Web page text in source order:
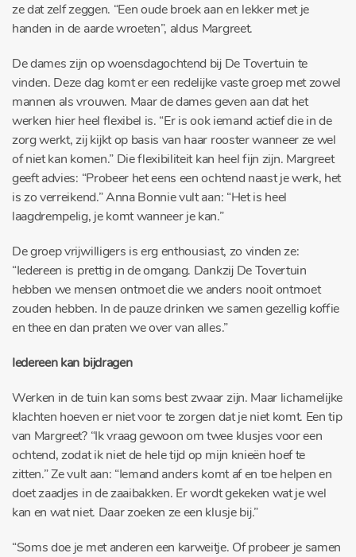
ze dat zelf zeggen. “Een oude broek aan en lekker met je
handen in de aarde wroeten”, aldus Margreet.
De dames zijn op woensdagochtend bij De Tovertuin te
vinden. Deze dag komt er een redelijke vaste groep met zowel
mannen als vrouwen. Maar de dames geven aan dat het
werken hier heel flexibel is. “Er is ook iemand actief die in de
zorg werkt, zij kijkt op basis van haar rooster wanneer ze wel
of niet kan komen.” Die flexibiliteit kan heel fijn zijn. Margreet
geeft advies: “Probeer het eens een ochtend naast je werk, het
is zo verreikend.” Anna Bonnie vult aan: “Het is heel
laagdrempelig, je komt wanneer je kan.”
De groep vrijwilligers is erg enthousiast, zo vinden ze:
“Iedereen is prettig in de omgang. Dankzij De Tovertuin
hebben we mensen ontmoet die we anders nooit ontmoet
zouden hebben. In de pauze drinken we samen gezellig koffie
en thee en dan praten we over van alles.”
Iedereen kan bijdragen
Werken in de tuin kan soms best zwaar zijn. Maar lichamelijke
klachten hoeven er niet voor te zorgen dat je niet komt. Een tip
van Margreet? “Ik vraag gewoon om twee klusjes voor een
ochtend, zodat ik niet de hele tijd op mijn knieën hoef te
zitten.” Ze vult aan: “Iemand anders komt af en toe helpen en
doet zaadjes in de zaaibakken. Er wordt gekeken wat je wel
kan en wat niet. Daar zoeken ze een klusje bij.”
“Soms doe je met anderen een karweitje. Of probeer je samen